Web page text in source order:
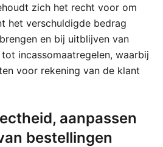
zich het recht voor om
het verschuldigde bedrag
en bij uitblijven van
incassomaatregelen, waarbij
voor rekening van de klant
aanpassen
bestellingen